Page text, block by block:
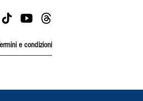
Termini e condizioni